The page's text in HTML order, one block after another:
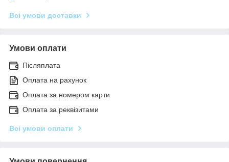
Всі умови доставки
Умови оплати
Післяплата
Оплата на рахунок
Оплата за номером карти
Оплата за реквізитами
Всі умови оплати